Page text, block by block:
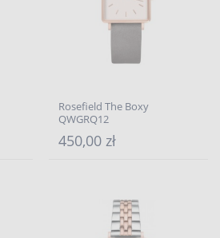
Rosefield The Boxy
QWGRQ12
450,00 zł